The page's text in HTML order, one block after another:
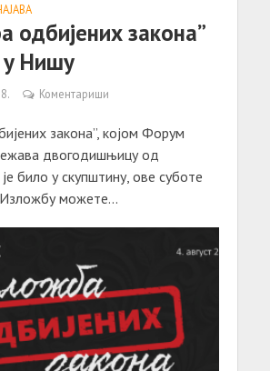
одбијених закона”
у Нишу
Коментариши
закона”, којом Форум
двогодишњицу од
било у скупштину, ове суботе
можете...